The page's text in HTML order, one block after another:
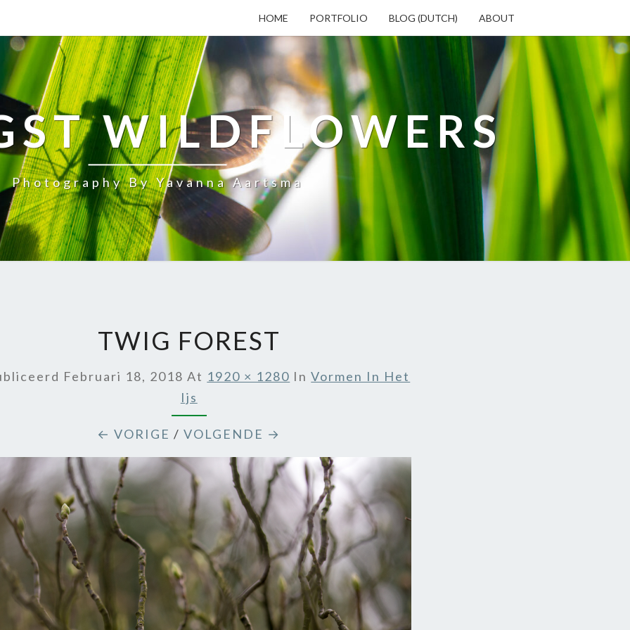
HOME PORTFOLIO BLOG (DUTCH) ABOUT
WILDFLOWERS
Photography By Yavanna Aartsma
TWIG FOREST
Februari 18, 2018 At 1920 × 1280 InVormen In Het
Ijs
← VORIGE /VOLGENDE →